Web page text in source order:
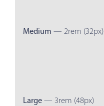
Medium — 2rem (32px)
Large — 3rem (48px)